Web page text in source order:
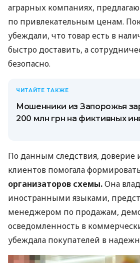
аграрных компаниях,
по привлекательным ценам.
убеждали, что товар есть в
быстро доставить, а
безопасно.
ЧИТАЙТЕ ТАКЖЕ
Мошенники из Запорожья
200 млн грн на фиктивных
По данным следствия, доверие
клиентов помогала формировать
организаторов схемы.Она
иностранными языками,
менеджером по продажам,
осведомленность в
убеждала покупателей в